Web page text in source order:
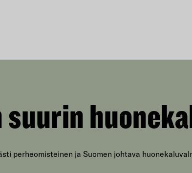
suurin
perheomisteinen ja Suomen johtava